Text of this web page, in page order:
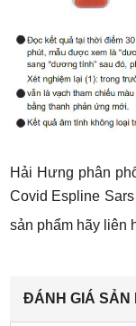
Hải Hưng phân
Covid Espline
sản phẩm hãy liên
ĐÁNH GIÁ SẢN